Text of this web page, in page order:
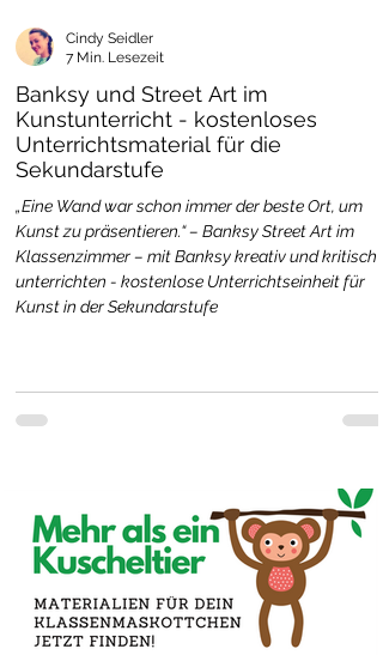
Banksy und Street Art im
Kunstunterricht - kostenloses
Unterrichtsmaterial für die
Sekundarstufe
„Eine Wand war schon immer der beste Ort, um
Kunst zu präsentieren.“ – Banksy Street Art im
Klassenzimmer – mit Banksy kreativ und kritisch
unterrichten - kostenlose Unterrichtseinheit für
Kunst in der Sekundarstufe
Cindy Seidler
7 Min. Lesezeit